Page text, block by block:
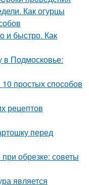
Как огурцы
и быстро. Как
в Подмосковье:
10 простых способов
рецептов
перед
обрезке: советы
является